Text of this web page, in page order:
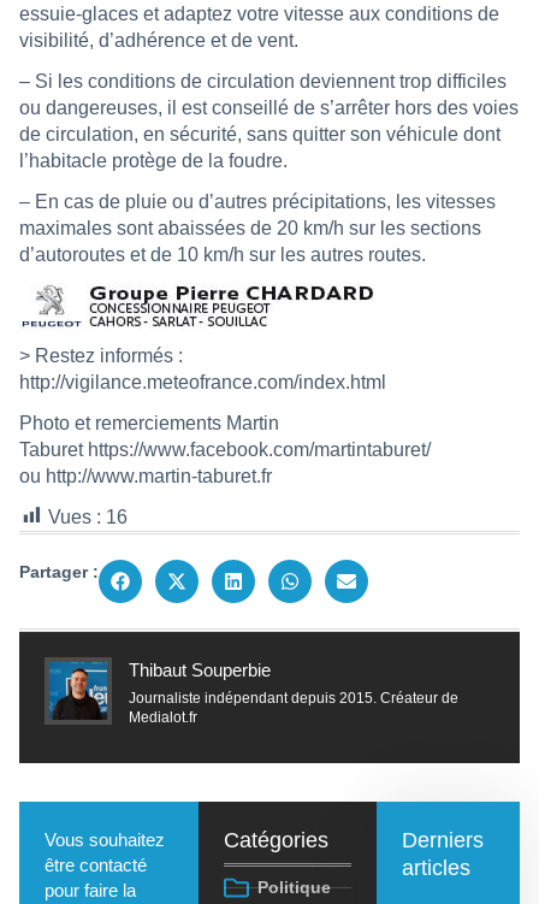
essuie-glaces et adaptez votre vitesse aux conditions de
visibilité, d’adhérence et de vent.
– Si les conditions de circulation deviennent trop difficiles
ou dangereuses, il est conseillé de s’arrêter hors des voies
de circulation, en sécurité, sans quitter son véhicule dont
l’habitacle protège de la foudre.
– En cas de pluie ou d’autres précipitations, les vitesses
maximales sont abaissées de 20 km/h sur les sections
d’autoroutes et de 10 km/h sur les autres routes.
> Restez informés :
http://vigilance.meteofrance.com/index.html
Photo et remerciements Martin
Taburet https://www.facebook.com/martintaburet/
ou http://www.martin-taburet.fr
Vues : 16
Partager :
Thibaut Souperbie
Journaliste indépendant depuis 2015. Créateur de
Medialot.fr
Vous souhaitez
être contacté
pour faire la
Catégories
Politique
Derniers
articles